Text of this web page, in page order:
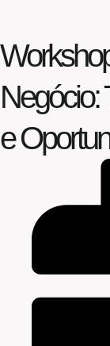
Negócio:
e